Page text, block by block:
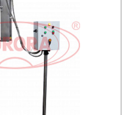
перемешивающего
зависимости от консистенции и других
оснащаются мешалками различных